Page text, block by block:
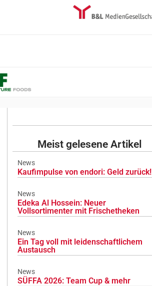
Meist gelesene Artikel
News
Kaufimpulse von endori: Geld zurück!
News
Edeka Al Hossein: Neuer
Vollsortimenter mit Frischetheken
News
Ein Tag voll mit leidenschaftlichem
Austausch
News
SÜFFA 2026: Team Cup & mehr